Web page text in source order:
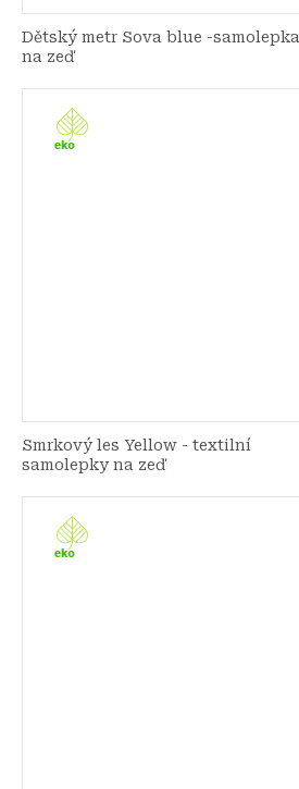
Dětský metr Sova blue -samolepka
na zeď
Smrkový les Yellow - textilní
samolepky na zeď